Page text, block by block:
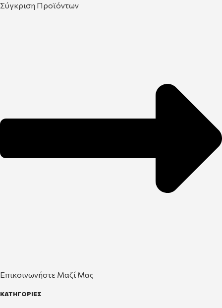
Σύγκριση Προϊόντων
Επικοινωνήστε Μαζί Μας
ΚΑΤΗΓΟΡΙΕΣ